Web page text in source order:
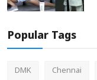
Popular Tags
DMK Chennai